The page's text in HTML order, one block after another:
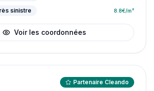
sinistre 8.8€/m²
Voir les coordonnées
Partenaire Cleando